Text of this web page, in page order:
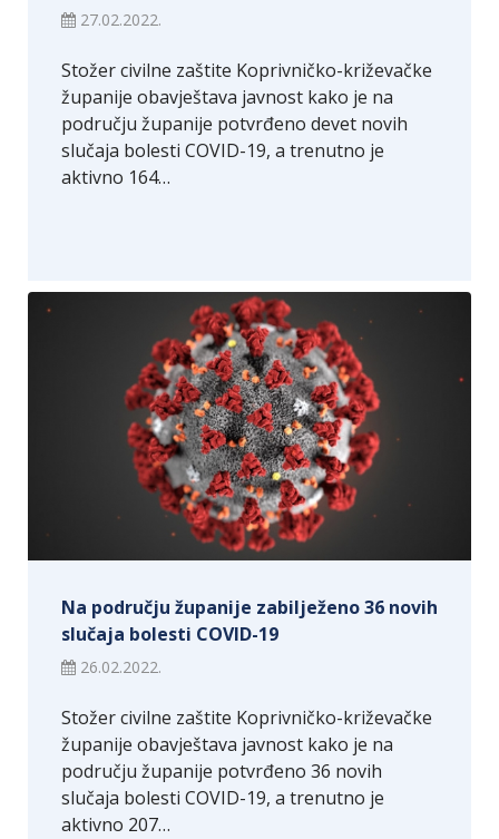
27.02.2022.
Stožer civilne zaštite Koprivničko-križevačke
županije obavještava javnost kako je na
području županije potvrđeno devet novih
slučaja bolesti COVID-19, a trenutno je
aktivno 164…
Na području županije zabilježeno 36 novih
slučaja bolesti COVID-19
26.02.2022.
Stožer civilne zaštite Koprivničko-križevačke
županije obavještava javnost kako je na
području županije potvrđeno 36 novih
slučaja bolesti COVID-19, a trenutno je
aktivno 207…